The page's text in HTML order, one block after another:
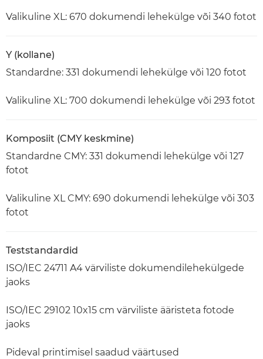
Valikuline XL: 670 dokumendi lehekülge või 340 fotot
Y (kollane)
Standardne: 331 dokumendi lehekülge või 120 fotot
Valikuline XL: 700 dokumendi lehekülge või 293 fotot
Komposiit (CMY keskmine)
Standardne CMY: 331 dokumendi lehekülge või 127
fotot
Valikuline XL CMY: 690 dokumendi lehekülge või 303
fotot
Teststandardid
ISO/IEC 24711 A4 värviliste dokumendilehekülgede
jaoks
ISO/IEC 29102 10x15 cm värviliste ääristeta fotode
jaoks
Pideval printimisel saadud väärtused